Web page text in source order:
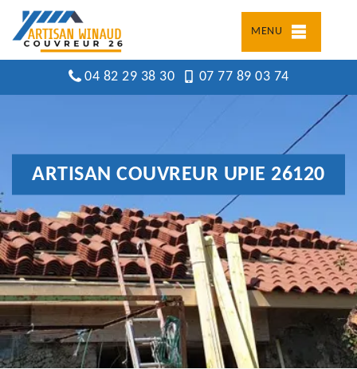
MENU
04 82 29 38 30 07 77 89 03 74
ARTISAN COUVREUR UPIE 26120